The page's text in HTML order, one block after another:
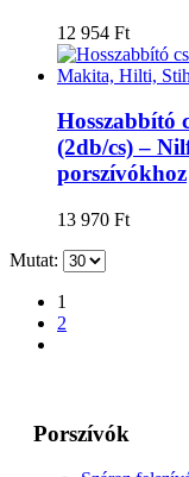
12 954 Ft
Hosszabbító
(2db/cs) –
porszívókhoz
13 970 Ft
Mutat:
1
2
Porszívók